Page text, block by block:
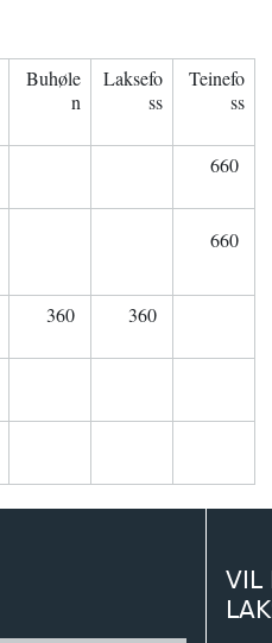
Buhøle
n
Laksefo
ss
Teinefo
ss
660
660
360 360
VIL